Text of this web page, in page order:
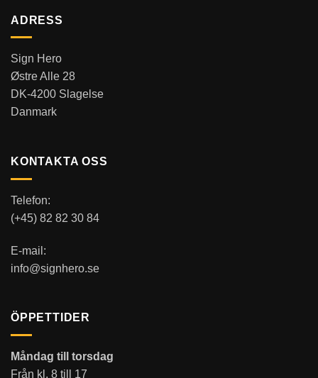
ADRESS
Sign Hero
Østre Alle 28
DK-4200 Slagelse
Danmark
KONTAKTA OSS
Telefon:
(+45) 82 82 30 84
E-mail:
info@signhero.se
ÖPPETTIDER
Måndag till torsdag
Från kl. 8 till 17